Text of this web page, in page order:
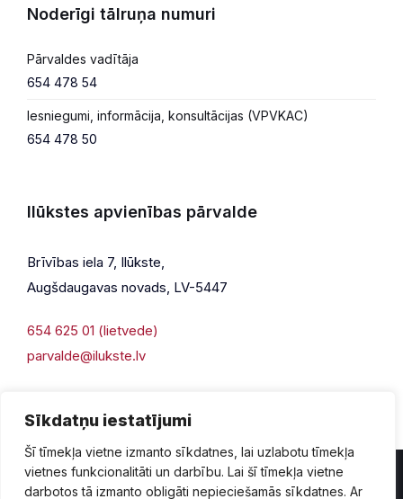
Sīkdatņu iestatījumi
Šī tīmekļa vietne izmanto sīkdatnes, lai uzlabotu tīmekļa
vietnes funkcionalitāti un darbību. Lai šī tīmekļa vietne
darbotos tā izmanto obligāti nepieciešamās sīkdatnes. Ar
Noderīgi tālruņa numuri
Pārvaldes vadītāja
654 478 54
Iesniegumi, informācija, konsultācijas (VPVKAC)
654 478 50
Ilūkstes apvienības pārvalde
Brīvības iela 7, Ilūkste,
Augšdaugavas novads, LV-5447
654 625 01 (lietvede)
parvalde@ilukste.lv